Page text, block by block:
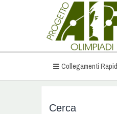
Collegamenti
Cerca